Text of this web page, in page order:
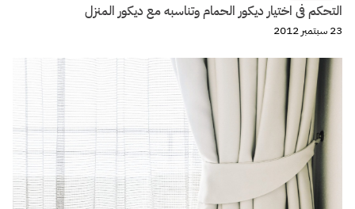
التحكم فى اختيار ديكور الحمام وتناسبه مع ديكور المنزل
23 سبتمبر 2012